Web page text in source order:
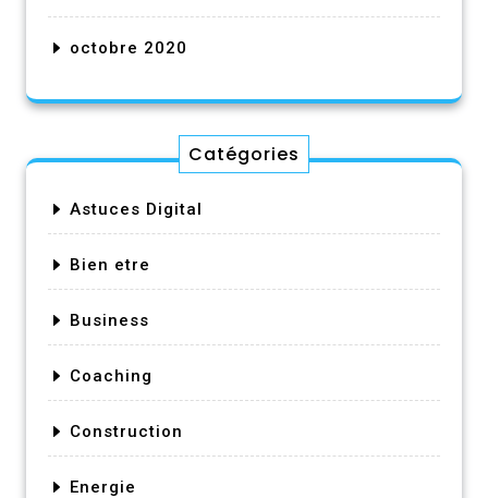
octobre 2020
Catégories
Astuces Digital
Bien etre
Business
Coaching
Construction
Energie